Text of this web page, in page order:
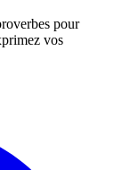
pour
vos